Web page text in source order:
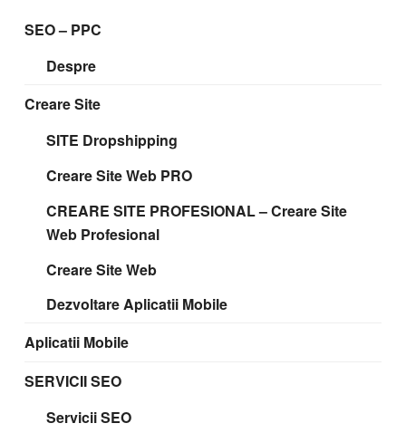
SEO – PPC
Despre
Creare Site
SITE Dropshipping
Creare Site Web PRO
CREARE SITE PROFESIONAL – Creare Site
Web Profesional
Creare Site Web
Dezvoltare Aplicatii Mobile
Aplicatii Mobile
SERVICII SEO
Servicii SEO